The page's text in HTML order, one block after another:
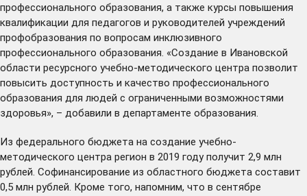
профессионального образования, а также курсы повышения
квалификации для педагогов и руководителей учреждений
профобразования по вопросам инклюзивного
профессионального образования. «Создание в Ивановской
области ресурсного учебно-методического центра позволит
повысить доступность и качество профессионального
образования для людей с ограниченными возможностями
здоровья», – добавили в департаменте образования.
Из федерального бюджета на создание учебно-
методического центра регион в 2019 году получит 2,9 млн
рублей. Софинансирование из областного бюджета составит
0,5 млн рублей. Кроме того, напомним, что в сентябре